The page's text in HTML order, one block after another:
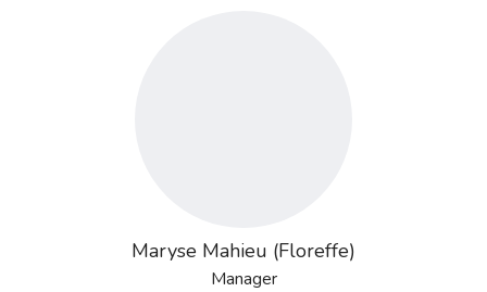
Maryse Mahieu (Floreffe)
Manager